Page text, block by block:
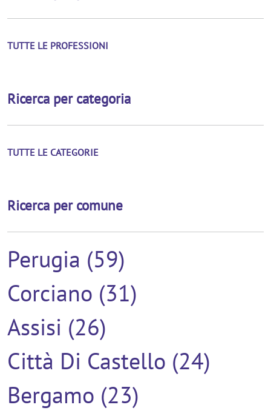
TUTTE LE PROFESSIONI
Ricerca per categoria
TUTTE LE CATEGORIE
Ricerca per comune
Perugia (59)
Corciano (31)
Assisi (26)
Città Di Castello (24)
Bergamo (23)